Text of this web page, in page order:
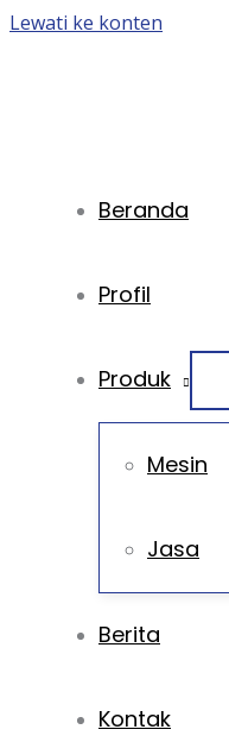
Lewati ke konten
Beranda
Profil
Produk
Mesin
Jasa
Berita
Kontak